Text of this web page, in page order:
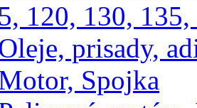
120, 130,
prisady,
Spojka